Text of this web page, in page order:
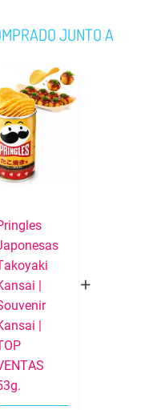
JUNTO A
|
|